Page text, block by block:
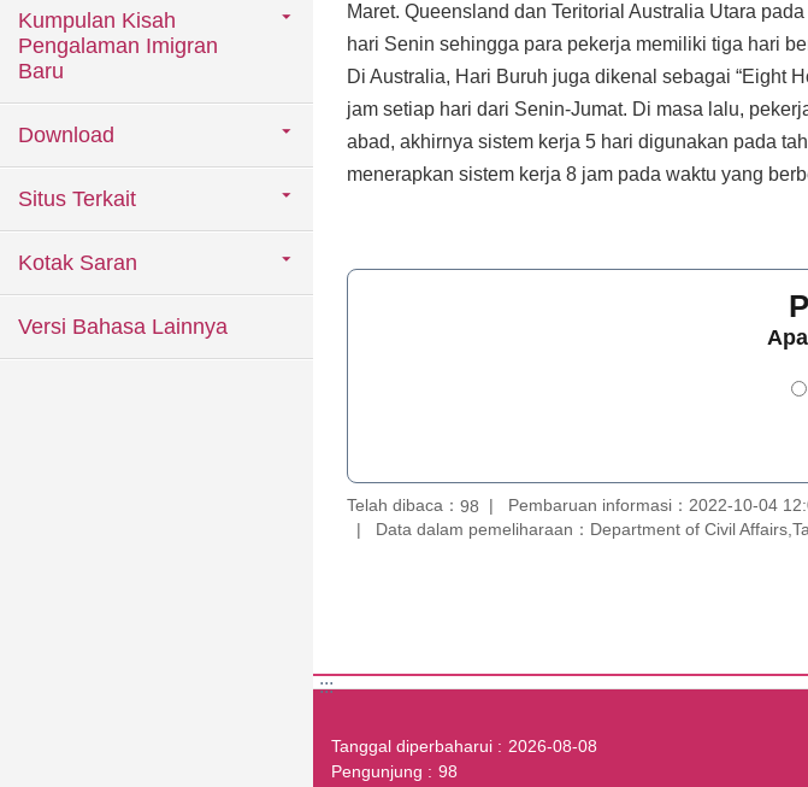
Kumpulan Kisah
Pengalaman Imigran
Baru
Download
Situs Terkait
Kotak Saran
Versi Bahasa Lainnya
Maret. Queensland dan Teritorial Australia Utara
hari Senin sehingga para pekerja memiliki tiga hari
Di Australia, Hari Buruh juga dikenal sebagai “Eight
jam setiap hari dari Senin-Jumat. Di masa lalu,
abad, akhirnya sistem kerja 5 hari digunakan pada
menerapkan sistem kerja 8 jam pada waktu yang
Telah dibaca： 98 Pembaruan informasi：2022-10-04
Data dalam pemeliharaan：Department of Civil
:::
Tanggal diperbaharui
2026-08-08
Pengunjung
98